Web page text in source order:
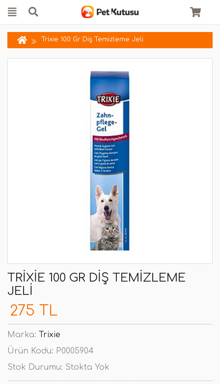
Trixie 100 Gr Diş Temizleme Jeli
TRIXIE 100 GR DIŞ TEMIZLEME
JELI
275 TL
Marka: Trixie
Ürün Kodu: P0005904
Stok Durumu: Stokta Yok